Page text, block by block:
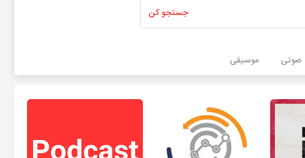
جستجو کن
صوتی موسیقی